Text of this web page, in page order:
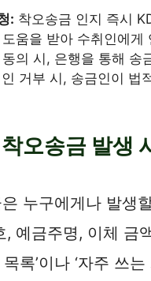
: 착오송금 인지 즉시
움을 받아 수취인에게
의 시, 은행을 통해 송
거부 시, 송금인이 법
오송금 발생
누구에게나 발생
, 예금주명, 이체 금
록’이나 ‘자주 쓰